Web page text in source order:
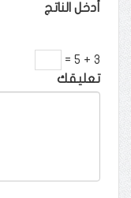
أدخل الناتج
3 + 5 =
تعليقك